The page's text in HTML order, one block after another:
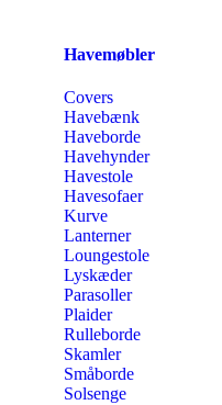
Havemøbler
Covers
Havebænk
Haveborde
Havehynder
Havestole
Havesofaer
Kurve
Lanterner
Loungestole
Lyskæder
Parasoller
Plaider
Rulleborde
Skamler
Småborde
Solsenge